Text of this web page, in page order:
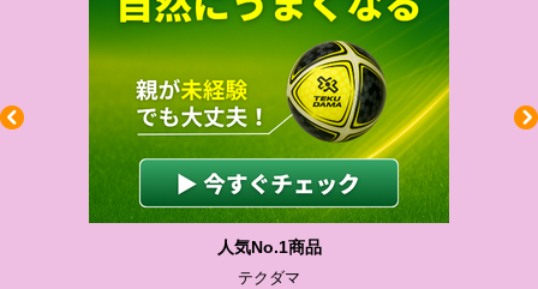
人気No.1商品
テクダマ